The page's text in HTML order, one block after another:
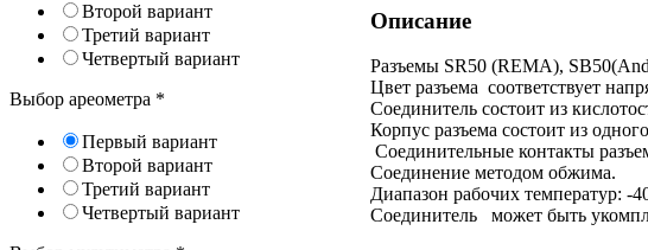
Описание
Разъемы SR50 (REMA),
Цвет разъема соответствует
Соединитель состоит из
Корпус разъема состоит из
Соединительные контакты
Соединение методом обжима.
Диапазон рабочих температур: -
Соединитель может быть
Второй вариант
Третий вариант
Четвертый вариант
Выбор ареометра *
Первый вариант
Второй вариант
Третий вариант
Четвертый вариант